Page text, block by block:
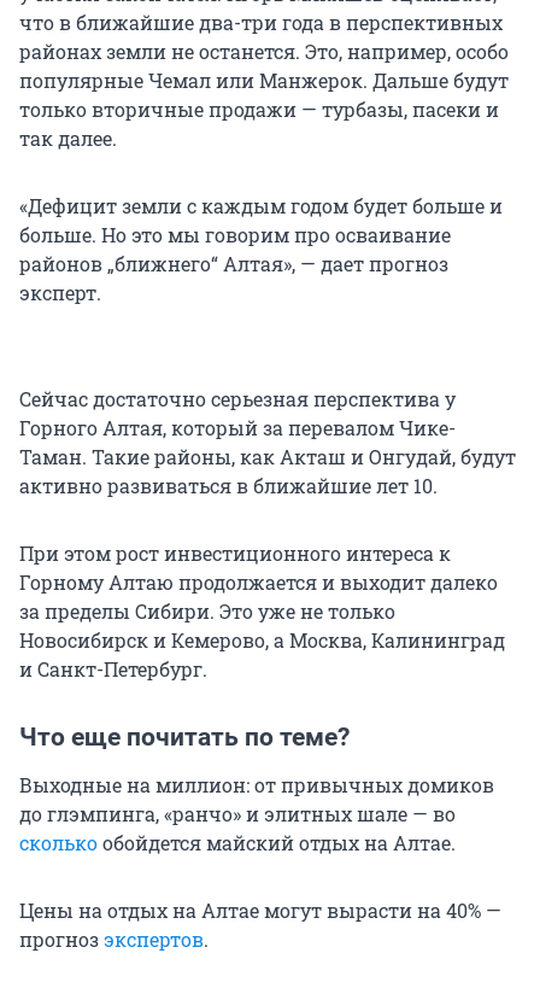
что в ближайшие два-три года в перспективных
районах земли не останется. Это, например, особо
популярные Чемал или Манжерок. Дальше будут
только вторичные продажи — турбазы, пасеки и
так далее.
«Дефицит земли с каждым годом будет больше и
больше. Но это мы говорим про осваивание
районов „ближнего“ Алтая», — дает прогноз
эксперт.
Сейчас достаточно серьезная перспектива у
Горного Алтая, который за перевалом Чике-
Таман. Такие районы, как Акташ и Онгудай, будут
активно развиваться в ближайшие лет 10.
При этом рост инвестиционного интереса к
Горному Алтаю продолжается и выходит далеко
за пределы Сибири. Это уже не только
Новосибирск и Кемерово, а Москва, Калининград
и Санкт-Петербург.
Что еще почитать по теме?
Выходные на миллион: от привычных домиков
до глэмпинга, «ранчо» и элитных шале — во
сколькообойдется майский отдых на Алтае.
Цены на отдых на Алтае могут вырасти на 40% —
прогнозэкспертов.